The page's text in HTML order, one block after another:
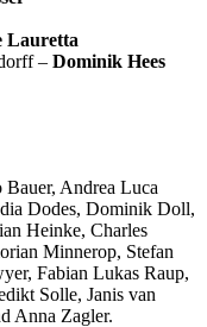
Lauretta
– Dominik Hees
Bauer, Andrea Luca
Dodes, Dominik Doll,
Heinke, Charles
Minnerop, Stefan
Fabian Lukas Raup,
Solle, Janis van
Anna Zagler.